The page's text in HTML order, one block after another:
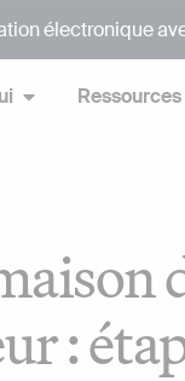
électronique
Ressources
: